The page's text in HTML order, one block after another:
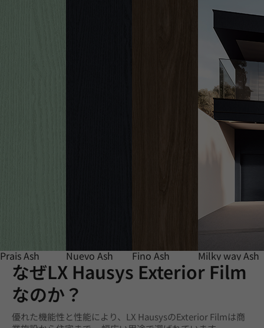
Prais Ash Nuevo Ash Fino Ash Milky way Ash
なぜLX Hausys Exterior Film
なのか？
優れた機能性と性能により、LX HausysのExterior Filmは商